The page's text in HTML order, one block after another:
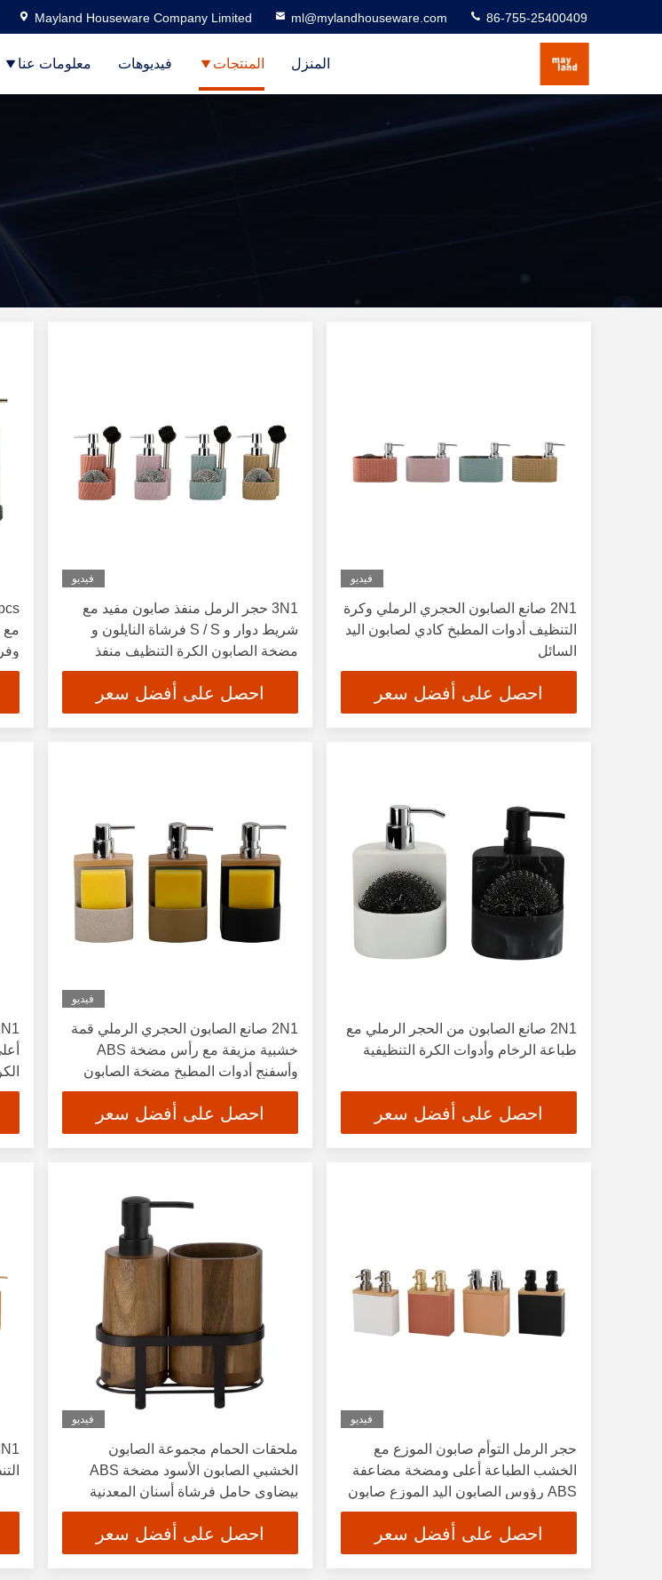
Mayland Houseware Company Limited ml@mylandhouseware.com 86-755-25400409
المنزل المنتجات فيديوهات معلومات عنا
فيديو
2N1 صانع الصابون الحجري الرملي وكرة
التنظيف أدوات المطبخ كادي لصابون اليد
السائل
احصل على أفضل سعر
فيديو
3N1 حجر الرمل منفذ صابون مفيد مع
شريط دوار و S / S فرشاة النايلون و
مضخة الصابون الكرة التنظيف منفذ
الصابون اليدوي السائل
احصل على أفضل سعر
2N1 صانع الصابون من الحجر الرملي مع
طباعة الرخام وأدوات الكرة التنظيفية
احصل على أفضل سعر
فيديو
2N1 صانع الصابون الحجري الرملي قمة
خشبية مزيفة مع رأس مضخة ABS
وأسفنج أدوات المطبخ مضخة الصابون
احصل على أفضل سعر
فيديو
حجر الرمل التوأم صابون الموزع مع
الخشب الطباعة أعلى ومضخة مضاعفة
ABS رؤوس الصابون اليد الموزع صابون
مضخة
احصل على أفضل سعر
فيديو
ملحقات الحمام مجموعة الصابون
الخشبي الصابون الأسود مضخة ABS
بيضاوي حامل فرشاة أسنان المعدنية
السوداء رف الخشبية
احصل على أفضل سعر